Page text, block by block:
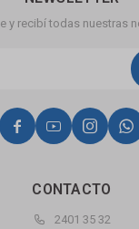
CONTACTO
2401 35 32
y recibí todas nuestras
   